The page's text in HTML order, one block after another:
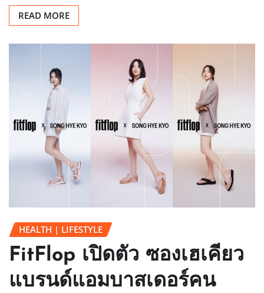
READ MORE
HEALTH | LIFESTYLE
FitFlop เปิดตัว ซองเฮเคียว
แบรนด์แอมบาสเดอร์คน